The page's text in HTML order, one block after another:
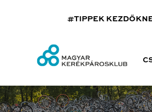
#TIPPEK